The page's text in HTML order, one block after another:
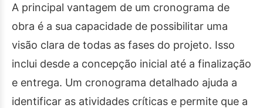
A principal vantagem de um cronograma de
obra é a sua capacidade de possibilitar uma
visão clara de todas as fases do projeto. Isso
inclui desde a concepção inicial até a finalização
e entrega. Um cronograma detalhado ajuda a
identificar as atividades críticas e permite que a